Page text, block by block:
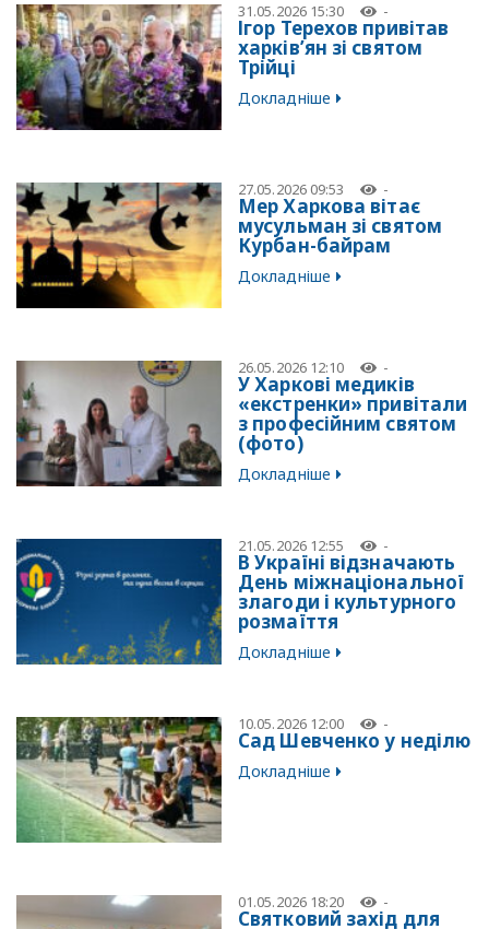
31.05.2026 15:30 -
Ігор Терехов привітав
харків’ян зі святом
Трійці
Докладніше
27.05.2026 09:53 -
Мер Харкова вітає
мусульман зі святом
Курбан-байрам
Докладніше
26.05.2026 12:10 -
У Харкові медиків
«екстренки» привітали
з професійним святом
(фото)
Докладніше
21.05.2026 12:55 -
В Україні відзначають
День міжнаціональної
злагоди і культурного
розмаїття
Докладніше
10.05.2026 12:00 -
Сад Шевченко у неділю
Докладніше
01.05.2026 18:20 -
Святковий захід для